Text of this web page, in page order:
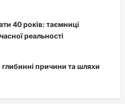
40 років: таємниці
реальності
причини та шляхи